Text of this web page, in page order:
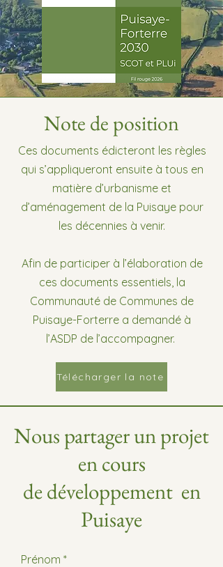
Note de position
Ces documents édicteront les règles
qui s’appliqueront ensuite à tous en
matière d’urbanisme et
d’aménagement de la Puisaye pour
les décennies à venir.
Afin de participer à l’élaboration de
ces documents essentiels, la
Communauté de Communes de
Puisaye-Forterre a demandé à
l’ASDP de l’accompagner.
Télécharger la note
Nous partager un projet
en cours
de développement en
Puisaye
Prénom